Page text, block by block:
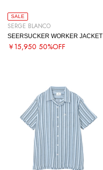
SALE
SERGE BLANCO
SEERSUCKER WORKER JACKET
￥15,950 50%OFF